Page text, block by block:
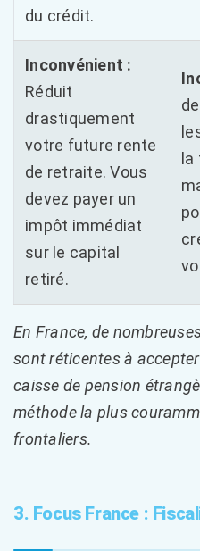
du crédit.
Inconvénient :
Réduit
drastiquement
votre future rente
de retraite. Vous
devez payer un
impôt immédiat
sur le capital
retiré.
En France, de
sont réticentes à
caisse de pension
méthode la plus
frontaliers.
3. Focus France :